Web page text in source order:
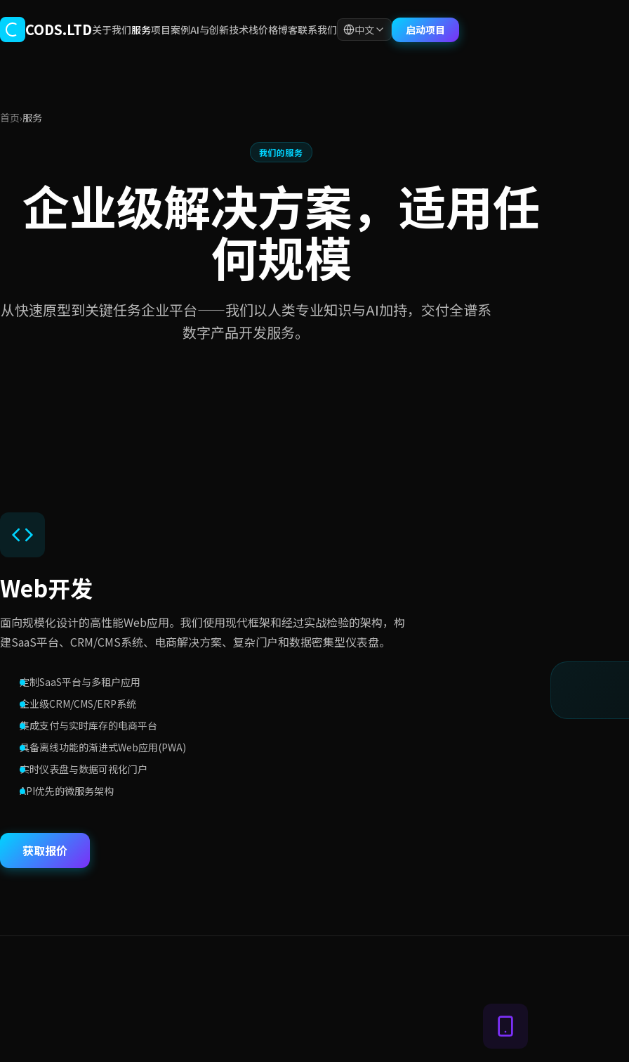
CODS.LTD关于我们服务项目案例AI与创新技术栈价格博客联系我们 中文 启动项目
首页›服务
我们的服务
企业级解决方案，适用任
何规模
从快速原型到关键任务企业平台——我们以人类专业知识与AI加持，交付全谱系
数字产品开发服务。
Web开发
面向规模化设计的高性能Web应用。我们使用现代框架和经过实战检验的架构，构
建SaaS平台、CRM/CMS系统、电商解决方案、复杂门户和数据密集型仪表盘。
定制SaaS平台与多租户应用
企业级CRM/CMS/ERP系统
集成支付与实时库存的电商平台
具备离线功能的渐进式Web应用(PWA)
实时仪表盘与数据可视化门户
API优先的微服务架构
获取报价